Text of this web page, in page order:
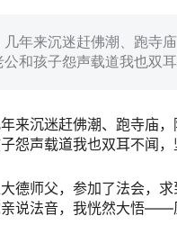
年来沉迷赶佛潮、跑寺
和孩子怨声载道我也双
来沉迷赶佛潮、跑寺庙
怨声载道我也双耳不闻，
德师父，参加了法会，
亲说法音，我恍然大悟——